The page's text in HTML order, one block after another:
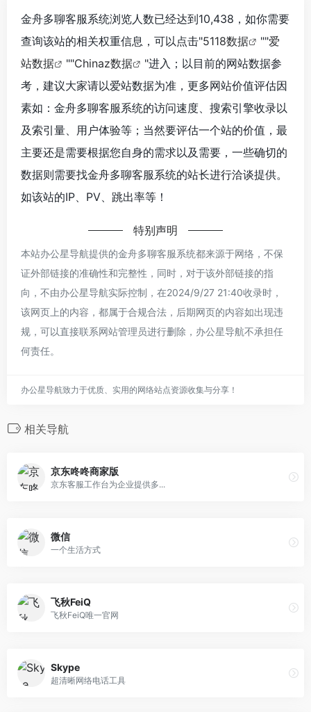
金舟多聊客服系统浏览人数已经达到10,438，如你需要
查询该站的相关权重信息，可以点击"5118数据 ""爱
站数据
""Chinaz数据
"进入；以目前的网站数据参
考，建议大家请以爱站数据为准，更多网站价值评估因
素如：金舟多聊客服系统的访问速度、搜索引擎收录以
及索引量、用户体验等；当然要评估一个站的价值，最
主要还是需要根据您自身的需求以及需要，一些确切的
数据则需要找金舟多聊客服系统的站长进行洽谈提供。
如该站的IP、PV、跳出率等！
特别声明
本站办公星导航提供的金舟多聊客服系统都来源于网络，不保
证外部链接的准确性和完整性，同时，对于该外部链接的指
向，不由办公星导航实际控制，在2024/9/27 21:40收录时，
该网页上的内容，都属于合规合法，后期网页的内容如出现违
规，可以直接联系网站管理员进行删除，办公星导航不承担任
何责任。
办公星导航致力于优质、实用的网络站点资源收集与分享！
相关导航
京东咚咚商家版
京东客服工作台为企业提供多...
微信
一个生活方式
飞秋FeiQ
飞秋FeiQ唯一官网
Skype
超清晰网络电话工具